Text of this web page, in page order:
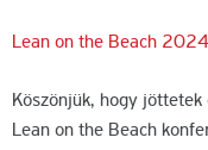
Lean on the Beach
Köszönjük, hogy
Lean on the Beach